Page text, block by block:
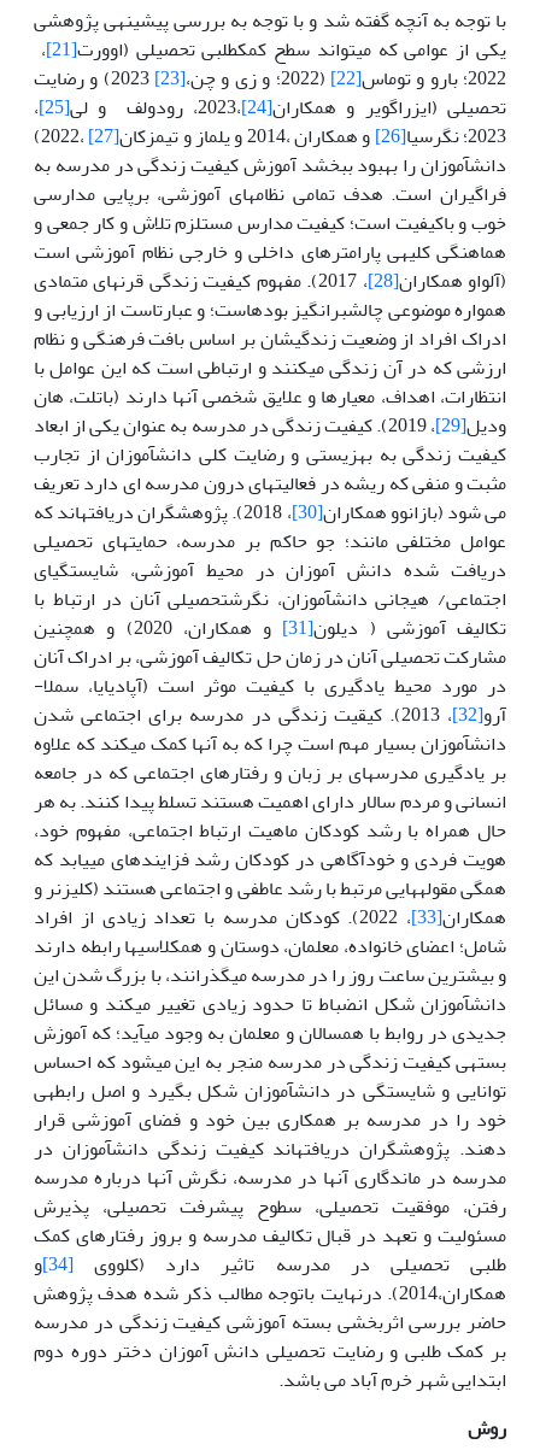
با توجه به آنچه گفته شد و با توجه به بررسی پیشینه­ی پژوهشی
یکی از عوامی که می­تواند سطح کمک­طلبی تحصیلی (اوورت[21]
،
2022؛ بارو و توماس
[22] (2022؛ و زی و چن، [23]
2023) و رضایت
تحصیلی (ایزراگویر و همکاران[24] ،2023، رودولف و لی [25]
،
2023؛ نگرسیا
[26] و همکاران ،2014 و یلماز و تیمزکان [27]
،2022)
دانش­آموزان را بهبود ببخشد آموزش کیفیت زندگی در مدرسه به
فراگیران است. هدف تمامی نظام­های آموزشی، برپایی مدارسی
خوب و باکیفیت است؛ کیفیت مدارس مستلزم تلاش و کار جمعی و
هماهنگی کلیه­ی پارامترهای داخلی و خارجی نظام آموزشی است
(آلواو همکاران[28]
، 2017). مفهوم کیفیت زندگی قرن­های متمادی
همواره موضوعی چالش­برانگیز بوده­است؛ و عبارت­است از ارزیابی و
ادراک افراد از وضعیت زندگی­شان بر اساس بافت فرهنگی و نظام
ارزشی که در آن زندگی می­کنند و ارتباطی است که این عوامل با
انتظارات، اهداف، معیارها و علایق شخصی آن­ها دارند (باتلت، هان
ودیل[29]
، 2019). کیفیت زندگی در مدرسه به عنوان یکی از ابعاد
کیفیت زندگی به بهزیستی و رضایت کلی دانش­آموزان از تجارب
مثبت و منفی که ریشه در فعالیت­های درون مدرسه ای دارد تعریف
می شود (بازانوو همکاران[30]
، 2018). پژوهشگران دریافته­اند که
عوامل مختلفی مانند؛ جو حاکم بر مدرسه، حمایت­های تحصیلی
دریافت شده دانش آموزان در محیط آموزشی، شایستگی­ای
اجتماعی­/ هیجانی دانش­آموزان، نگرش­تحصیلی آنان در ارتباط با
تکالیف آموزشی ( دیلون[31]
و همکاران، 2020) و همچنین
مشارکت تحصیلی آنان در زمان حل تکالیف آموزشی، بر ادراک آنان
در مورد محیط یادگیری با کیفیت موثر است (آپادیایا، سملا-
آرو[32]
، 2013). کیقیت زندگی در مدرسه برای اجتماعی شدن
دانش­آموزان بسیار مهم است چرا که به آن­ها کمک می­کند که علاوه
بر یادگیری مدرسه­ای بر زبان و رفتارهای اجتماعی که در جامعه
انسانی و مردم سالار دارای اهمیت هستند تسلط پیدا کنند. به هر
حال همراه با رشد کودکان ماهیت ارتباط اجتماعی، مفهوم خود،
هویت فردی و خودآگاهی در کودکان رشد فزاینده­ای می­یابد که
همگی مقوله­هایی مرتبط با رشد عاطفی و اجتماعی هستند (کلیزنر و
همکاران[33]
، 2022). کودکان مدرسه با تعداد زیادی از افراد
شامل؛ اعضای خانواده، معلمان، دوستان و همکلاسی­ها رابطه دارند
و بیشترین ساعت روز را در مدرسه می­گذرانند، با بزرگ شدن این
دانش­آموزان شکل انضباط تا حدود زیادی تغییر می­کند و مسائل
جدیدی در روابط با همسالان و معلمان به وجود می­آید؛ که آموزش
بسته­ی کیفیت زندگی در مدرسه منجر به این می­شود که احساس
توانایی و شایستگی در دانش­آموزان شکل بگیرد و اصل رابطه­ی
خود را در مدرسه بر همکاری بین خود و فضای آموزشی قرار
دهند. پژوهشگران دریافته­اند کیفیت زندگی دانش­آموزان در
مدرسه در ماندگاری آن­ها در مدرسه، نگرش آنها درباره مدرسه
رفتن، موفقیت تحصیلی، سطوح پیشرفت تحصیلی، پذیرش
مسئولیت و تعهد در قبال تکالیف مدرسه و بروز رفتارهای کمک
طلبی تحصیلی در مدرسه تاثیر دارد (کلووی [34]
و
همکاران،2014).
درنهایت باتوجه مطالب ذکر شده هدف پژوهش
حاضر بررسی اثربخشی بسته آموزشی کیفیت زندگی در مدرسه
بر کمک طلبی و رضایت تحصیلی دانش آموزان دختر دوره دوم
ابتدایی شهر خرم آباد می باشد.
روش